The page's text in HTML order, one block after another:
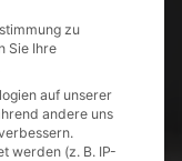
zu
Sie Ihre
auf unserer
andere uns
werden (z. B. IP-